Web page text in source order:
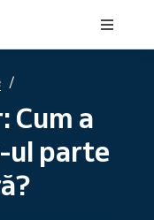
/
Cum a
ul parte